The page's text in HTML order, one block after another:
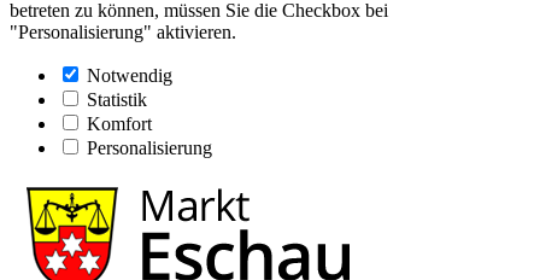
betreten zu können, müssen Sie die Checkbox bei
"Personalisierung" aktivieren.
Notwendig
Statistik
Komfort
Personalisierung